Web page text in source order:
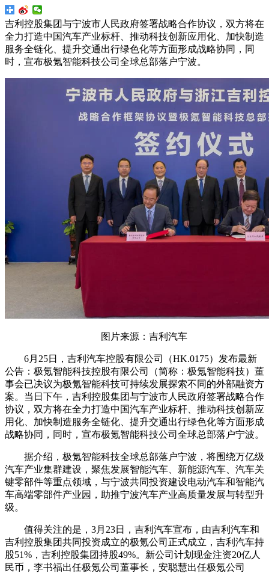
吉利控股集团与宁波市人民政府签署战略合作协议，双方将在
全力打造中国汽车产业标杆、推动科技创新应用化、加快制造
服务全链化、提升交通出行绿色化等方面形成战略协同，同
时，宣布极氪智能科技公司全球总部落户宁波。
图片来源：吉利汽车
6月25日，吉利汽车控股有限公司（HK.0175）发布最新
公告：极氪智能科技控股有限公司（简称：极氪智能科技）董
事会已决议为极氪智能科技可持续发展探索不同的外部融资方
案。当日下午，吉利控股集团与宁波市人民政府签署战略合作
协议，双方将在全力打造中国汽车产业标杆、推动科技创新应
用化、加快制造服务全链化、提升交通出行绿色化等方面形成
战略协同，同时，宣布极氪智能科技公司全球总部落户宁波。
据介绍，极氪智能科技全球总部落户宁波，将围绕万亿级
汽车产业集群建设，聚焦发展智能汽车、新能源汽车、汽车关
键零部件等重点领域，与宁波共同投资建设电动汽车和智能汽
车高端零部件产业园，助推宁波汽车产业高质量发展与转型升
级。
值得关注的是，3月23日，吉利汽车宣布，由吉利汽车和
吉利控股集团共同投资成立的极氪公司正式成立，吉利汽车持
股51%，吉利控股集团持股49%。新公司计划现金注资20亿人
民币，李书福出任极氪公司董事长，安聪慧出任极氪公司